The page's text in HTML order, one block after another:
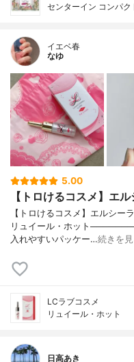
センターイン コンパク
イエベ春
なゆ
5.00
【トロけるコスメ】エ
【トロけるコスメ】エルシ
リュイール・ホット
入れやすいパッケー…続きを
LCラブコスメ
リュイール・ホット
日高あき